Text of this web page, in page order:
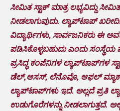
ಸೀಮಿತ ಸ್ಟಾಕ್ ಮಾತ್ರ ಲಭ್ಯವಿದ್ದು
ನೀಡಲಾಗುವುದು.‌ ಲ್ಯಾಪ್‌ಟಾಪ್
ವಿದ್ಯಾರ್ಥಿಗಳು, ಸಾರ್ವಜನಿಕರು ಈ
ಪಡಿಸಿಕೊಳ್ಳಬಹುದು ಎಂದು ಸಂಸ್ಥೆಯ
ಪ್ರಸಿದ್ಧ ಕಂಪೆನಿಗಳ ಲ್ಯಾಪ್‌ಟಾಪ್‌ಗಳ
ಡೆಲ್,ಆಸಸ್, ಲೆನೊವೊ, ಆಫಲ್
ಲ್ಯಾಪ್‌ಟಾಪ್‌ಗಳು ಇದೆ. ಅಲ್ಲದೆ ಪ್ರತಿ
ಉಡುಗೊರೆಗಳನ್ನು ನೀಡಲಾಗುತ್ತದೆ.